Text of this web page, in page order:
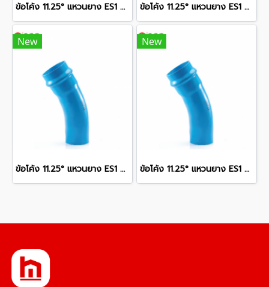
ข้อโค้ง 11.25° แหวนยาง ES1 SCG ขนาด 350 มม. (14 นิ้ว ) ชั้น 13.5 ข้อโค้ง 11.25° แหวนยาง ES1 SCG ขนาด 300 มม. (12 นิ้ว ) ชั้น 13.5
New
ข้อโค้ง 11.25° แหวนยาง ES1 SCG ขนาด 250 มม. (10 นิ้ว ) ชั้น 13.5
New
ข้อโค้ง 11.25° แหวนยาง ES1 SCG ขนาด 400 มม. (16 นิ้ว ) ชั้น 13.5